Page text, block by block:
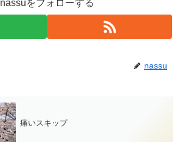
nassuをフォローする
nassu
痛いスキップ